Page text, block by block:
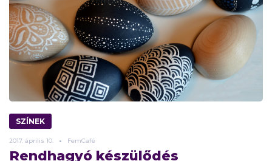
SZÍNEK
2017. április 10. FemCafé
Rendhagyó készülődés